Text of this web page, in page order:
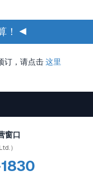
！ ◀
订，请点击 这里
窗口
）